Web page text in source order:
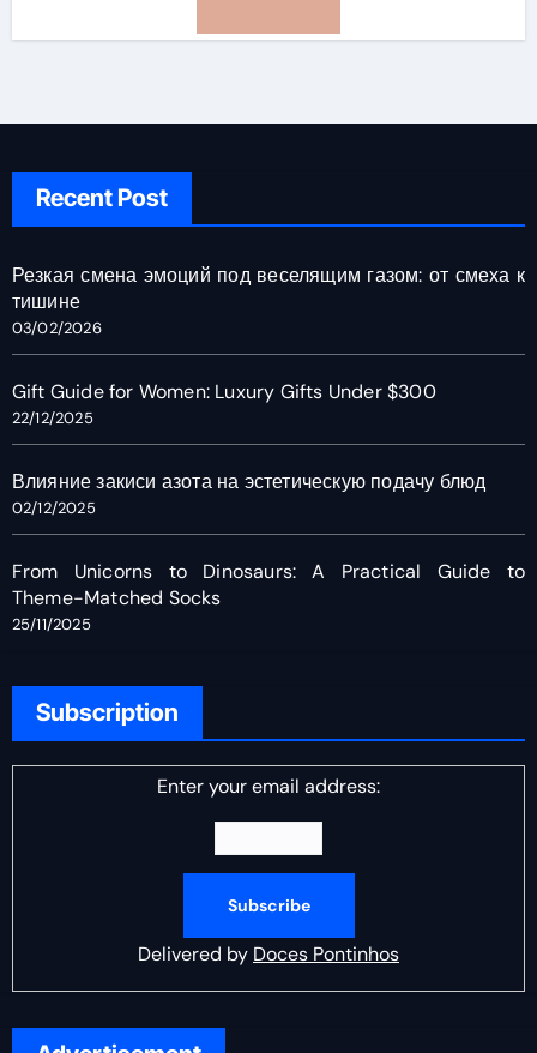
Recent Post
Резкая смена эмоций под веселящим газом: от смеха к
тишине
03/02/2026
Gift Guide for Women: Luxury Gifts Under $300
22/12/2025
Влияние закиси азота на эстетическую подачу блюд
02/12/2025
From Unicorns to Dinosaurs: A Practical Guide to
Theme-Matched Socks
25/11/2025
Subscription
Enter your email address:
Delivered by Doces Pontinhos